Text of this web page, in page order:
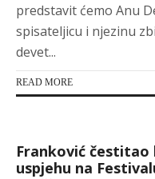
predstavit ćemo Anu
spisateljicu i njezinu
devet...
READ MORE
Franković čestitao
uspjehu na